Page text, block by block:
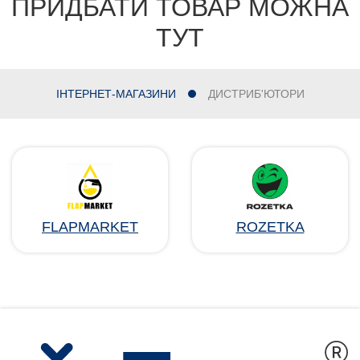
ПРИДБАТИ ТОВАР МОЖНА
ТУТ
ІНТЕРНЕТ-МАГАЗИНИ ДИСТРИБ'ЮТОРИ
FLAPMARKET ROZETKA